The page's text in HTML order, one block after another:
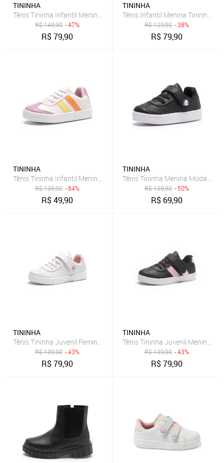
TININHA
Tênis Tininha Infantil Menina Coração Rosa
R$149,90 - 47%
R$79,90
TININHA
Tênis Infantil Menina Tininha
R$129,90 - 38%
R$79,90
TININHA
Tênis Tininha Infantil Menina Colorido Branco
R$139,90 - 64%
R$49,90
TININHA
Tênis Tininha Menina Moda
R$139,90 - 50%
R$ 69,90
TININHA
Tênis Tininha Juvenil Feminino Menina Escolar Branco
R$139,90 - 43%
R$79,90
TININHA
Tênis Tininha Juvenil Menina
R$139,90 - 43%
R$79,90